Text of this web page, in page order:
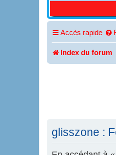
Accès rapide
Index du forum
glisszone :